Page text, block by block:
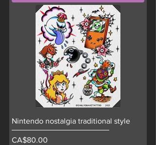
Nintendo nostalgia traditional style
가격
CA$80.00